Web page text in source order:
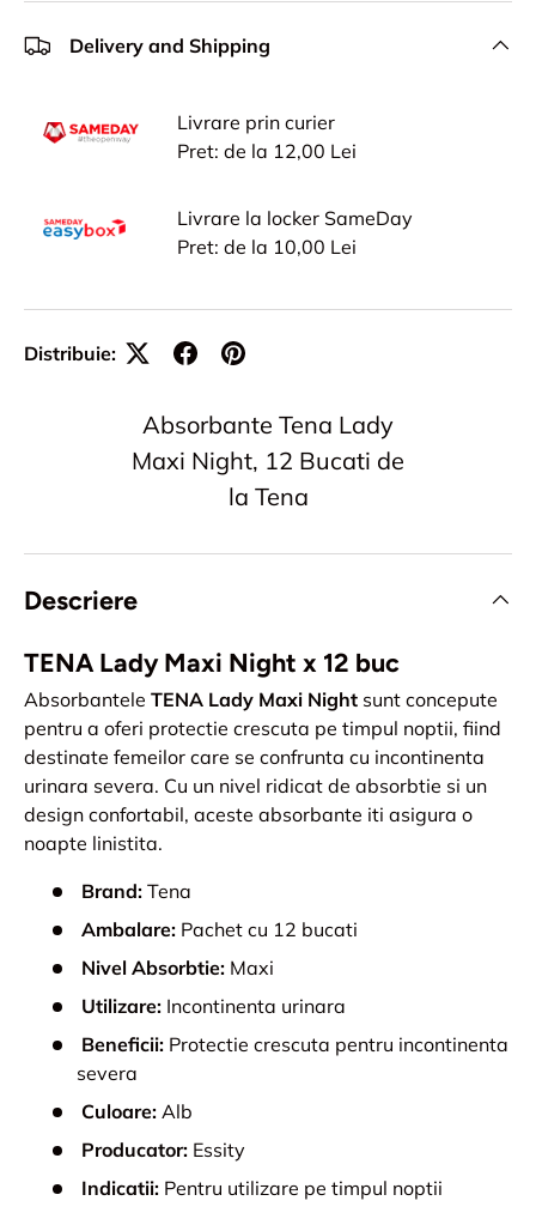
Delivery and Shipping
Livrare prin curier
Pret: de la 12,00 Lei
Livrare la locker SameDay
Pret: de la 10,00 Lei
Distribuie:
Absorbante Tena Lady
Maxi Night, 12 Bucati de
la Tena
Descriere
TENA Lady Maxi Night x 12 buc
Absorbantele TENA Lady Maxi Night sunt concepute
pentru a oferi protectie crescuta pe timpul noptii, fiind
destinate femeilor care se confrunta cu incontinenta
urinara severa. Cu un nivel ridicat de absorbtie si un
design confortabil, aceste absorbante iti asigura o
noapte linistita.
Brand: Tena
Ambalare: Pachet cu 12 bucati
Nivel Absorbtie: Maxi
Utilizare: Incontinenta urinara
Beneficii: Protectie crescuta pentru incontinenta
severa
Culoare: Alb
Producator: Essity
Indicatii: Pentru utilizare pe timpul noptii